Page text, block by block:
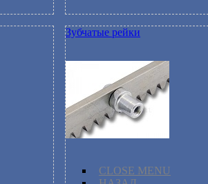
Зубчатые рейки
CLOSE MENU